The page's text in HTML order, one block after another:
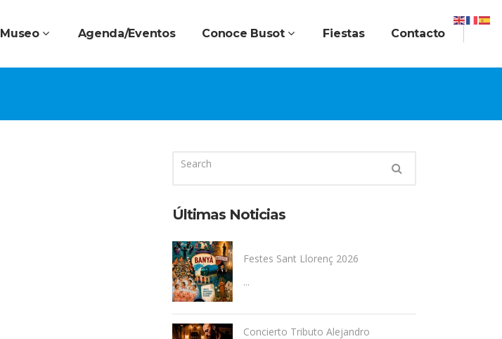
Museo Agenda/Eventos Conoce Busot Fiestas Contacto
Últimas Noticias
Festes Sant Llorenç 2026
...
Concierto Tributo Alejandro